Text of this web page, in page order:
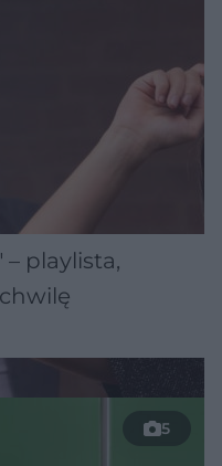
– playlista,
5